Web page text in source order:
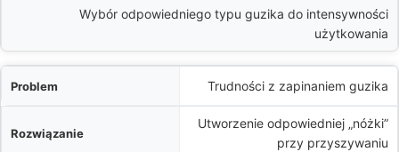
Wybór odpowiedniego typu guzika do intensywności
użytkowania
Trudności z zapinaniem guzika
Utworzenie odpowiedniej „nóżki”
przy przyszywaniu